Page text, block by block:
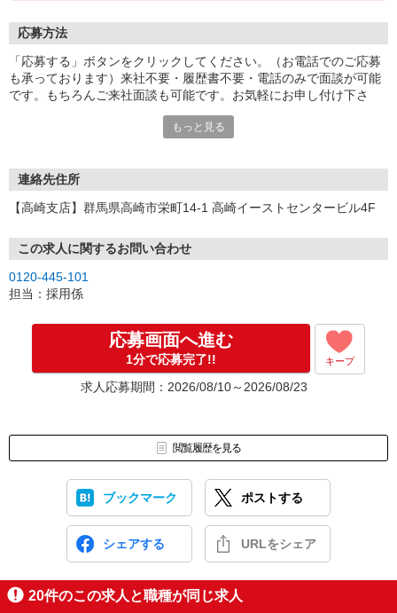
応募方法
「応募する」ボタンをクリックしてください。（お電話でのご応募
も承っております）来社不要・履歴書不要・電話のみで面談が可能
です。もちろんご来社面談も可能です。お気軽にお申し付け下さ
もっと見る
連絡先住所
【高崎支店】群馬県高崎市栄町14-1 高崎イーストセンタービル4F
この求人に関するお問い合わせ
0120-445-101
担当：採用係
応募画面へ進む
1分で応募完了!! キープ
求人応募期間：2026/08/10～2026/08/23
閲覧履歴を見る
ブックマーク ポストする
シェアする URLをシェア
20件のこの求人と職種が同じ求人